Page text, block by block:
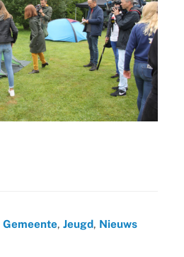
Gemeente, Jeugd, Nieuws